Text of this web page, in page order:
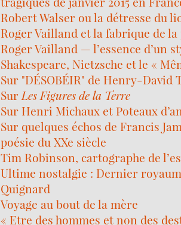
Robert Walser ou la détresse du
Roger Vailland et la fabrique de
Roger Vailland — l’essence d’un
Shakespeare, Nietzsche et le «
Sur "DÉSOBÉIR" de Henry-David
Sur Les Figures de la Terre
Sur Henri Michaux et Poteaux
Sur quelques échos de Francis
poésie du XXe siècle
Tim Robinson, cartographe de
Ultime nostalgie : Dernier
Quignard
Voyage au bout de la mère
« Etre des hommes et non des